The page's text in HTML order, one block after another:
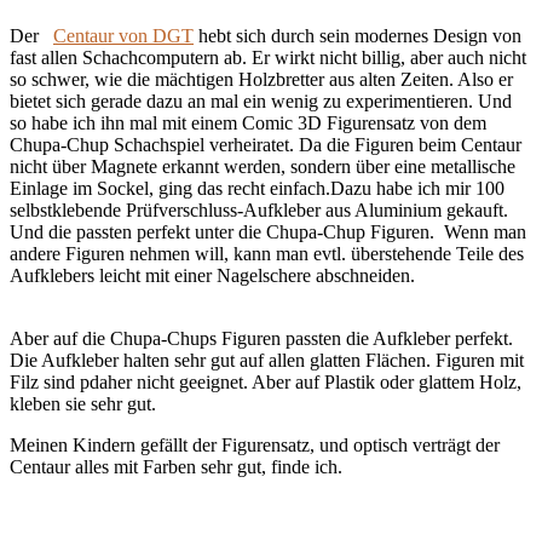
Der Centaur von DGT hebt sich durch sein modernes Design von
fast allen Schachcomputern ab. Er wirkt nicht billig, aber auch nicht
so schwer, wie die mächtigen Holzbretter aus alten Zeiten. Also er
bietet sich gerade dazu an mal ein wenig zu experimentieren. Und
so habe ich ihn mal mit einem Comic 3D Figurensatz von dem
Chupa-Chup Schachspiel verheiratet. Da die Figuren beim Centaur
nicht über Magnete erkannt werden, sondern über eine metallische
Einlage im Sockel, ging das recht einfach.Dazu habe ich mir 100
selbstklebende Prüfverschluss-Aufkleber aus Aluminium gekauft.
Und die passten perfekt unter die Chupa-Chup Figuren. Wenn man
andere Figuren nehmen will, kann man evtl. überstehende Teile des
Aufklebers leicht mit einer Nagelschere abschneiden.
Aber auf die Chupa-Chups Figuren passten die Aufkleber perfekt.
Die Aufkleber halten sehr gut auf allen glatten Flächen. Figuren mit
Filz sind pdaher nicht geeignet. Aber auf Plastik oder glattem Holz,
kleben sie sehr gut.
Meinen Kindern gefällt der Figurensatz, und optisch verträgt der
Centaur alles mit Farben sehr gut, finde ich.